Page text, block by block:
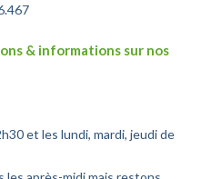
& informations sur nos
et les lundi, mardi, jeudi de